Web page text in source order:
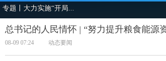
专题丨大力实施“开局...
总书记的人民情怀 | “努力提升粮食能源
08-09 07:24 动态要闻